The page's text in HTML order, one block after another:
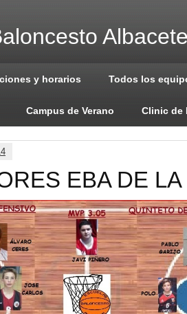
y horarios Todos los
Campus de Verano Clinic de
EBA DE